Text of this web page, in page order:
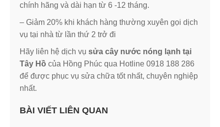
chính hãng và dài hạn từ 6 -12 tháng.
– Giảm 20% khi khách hàng thường xuyên gọi dịch
vụ tại nhà từ lần thứ 2 trở đi
Hãy liên hệ dịch vụ sửa cây nước nóng lạnh tại
Tây Hồ của Hồng Phúc qua Hotline 0918 188 286
để được phục vụ sửa chữa tốt nhất, chuyên nghiệp
nhất.
BÀI VIẾT LIÊN QUAN